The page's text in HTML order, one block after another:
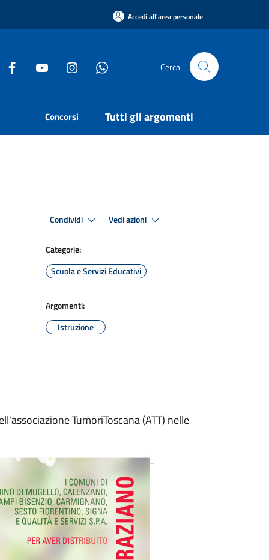
Accedi all'area personale
Cerca
Concorsi Tutti gli argomenti
Condividi Vedi azioni
Categorie:
Scuola e Servizi Educativi
Argomenti:
Istruzione
TumoriToscana (ATT) nelle